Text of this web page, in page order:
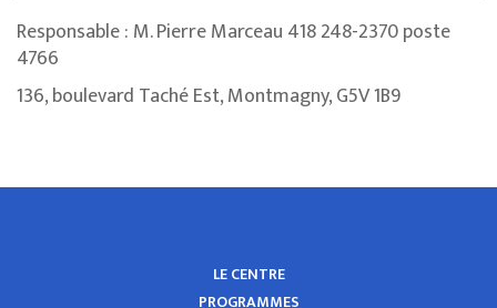
Responsable : M. Pierre Marceau 418 248-2370 poste
4766
136, boulevard Taché Est, Montmagny, G5V 1B9
LE CENTRE
PROGRAMMES